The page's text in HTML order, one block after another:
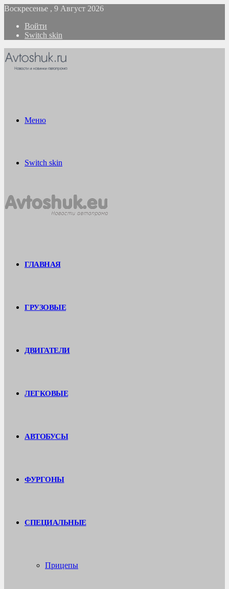
Воскресенье , 9 Август 2026
Войти
Switch skin
Меню
Switch skin
ГЛАВНАЯ
ГРУЗОВЫЕ
ДВИГАТЕЛИ
ЛЕГКОВЫЕ
АВТОБУСЫ
ФУРГОНЫ
СПЕЦИАЛЬНЫЕ
Прицепы